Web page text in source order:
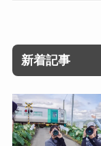
新着記事